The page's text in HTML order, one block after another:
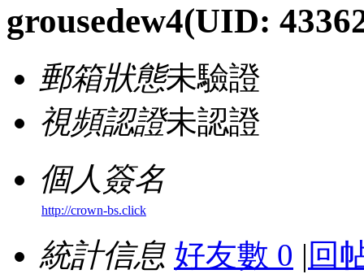
grousedew4(UID:
郵箱狀態未驗證
視頻認證未認證
個人簽名
http://crown-bs.click
統計信息 好友數 0 | 回